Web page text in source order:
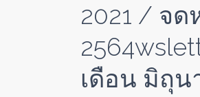
2021 / จด
เดือน มิถุน